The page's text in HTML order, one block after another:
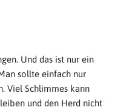
Und das ist nur ein
sollte einfach nur
Viel Schlimmes kann
und den Herd nicht